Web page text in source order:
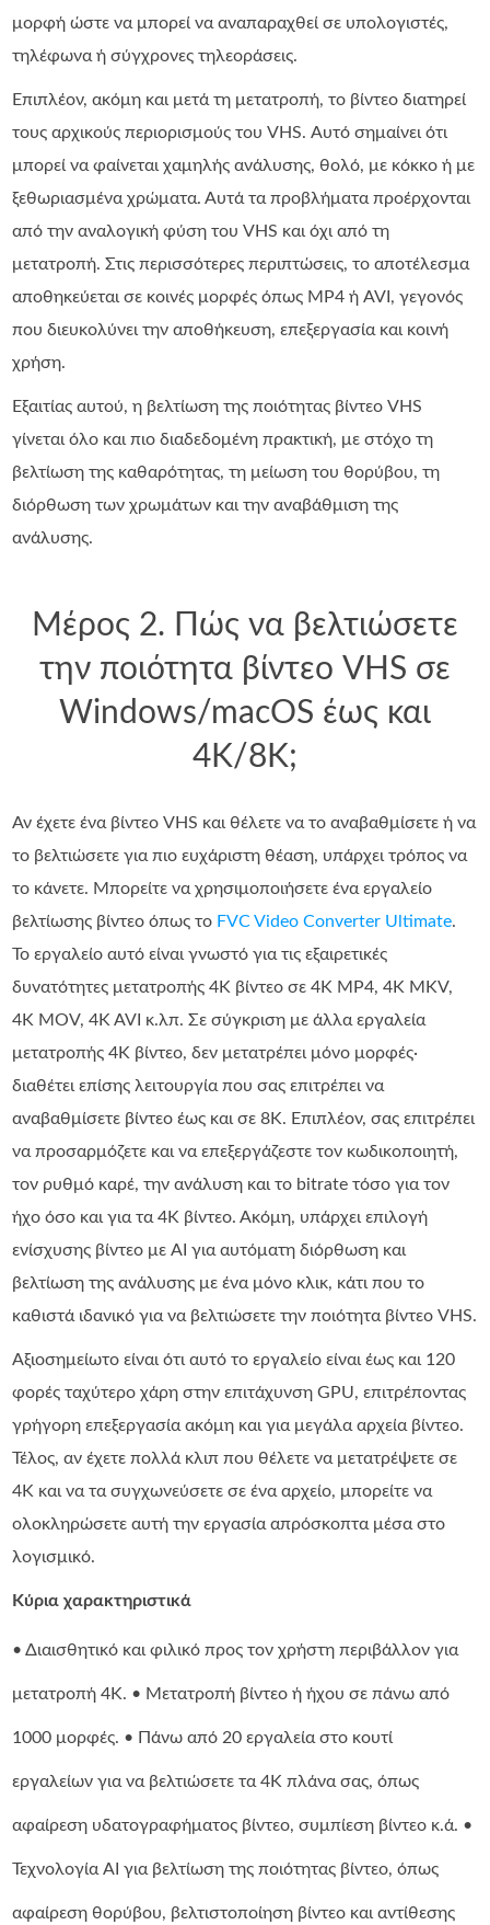
μορφή ώστε να μπορεί να αναπαραχθεί σε υπολογιστές,
τηλέφωνα ή σύγχρονες τηλεοράσεις.
Επιπλέον, ακόμη και μετά τη μετατροπή, το βίντεο διατηρεί
τους αρχικούς περιορισμούς του VHS. Αυτό σημαίνει ότι
μπορεί να φαίνεται χαμηλής ανάλυσης, θολό, με κόκκο ή με
ξεθωριασμένα χρώματα. Αυτά τα προβλήματα προέρχονται
από την αναλογική φύση του VHS και όχι από τη
μετατροπή. Στις περισσότερες περιπτώσεις, το αποτέλεσμα
αποθηκεύεται σε κοινές μορφές όπως MP4 ή AVI, γεγονός
που διευκολύνει την αποθήκευση, επεξεργασία και κοινή
χρήση.
Εξαιτίας αυτού, η βελτίωση της ποιότητας βίντεο VHS
γίνεται όλο και πιο διαδεδομένη πρακτική, με στόχο τη
βελτίωση της καθαρότητας, τη μείωση του θορύβου, τη
διόρθωση των χρωμάτων και την αναβάθμιση της
ανάλυσης.
Μέρος 2. Πώς να βελτιώσετε
την ποιότητα βίντεο VHS σε
Windows/macOS έως και
4K/8K;
Αν έχετε ένα βίντεο VHS και θέλετε να το αναβαθμίσετε ή να
το βελτιώσετε για πιο ευχάριστη θέαση, υπάρχει τρόπος να
το κάνετε. Μπορείτε να χρησιμοποιήσετε ένα εργαλείο
βελτίωσης βίντεο όπως το FVC Video Converter Ultimate.
Το εργαλείο αυτό είναι γνωστό για τις εξαιρετικές
δυνατότητες μετατροπής 4K βίντεο σε 4K MP4, 4K MKV,
4K MOV, 4K AVI κ.λπ. Σε σύγκριση με άλλα εργαλεία
μετατροπής 4K βίντεο, δεν μετατρέπει μόνο μορφές·
διαθέτει επίσης λειτουργία που σας επιτρέπει να
αναβαθμίσετε βίντεο έως και σε 8K. Επιπλέον, σας επιτρέπει
να προσαρμόζετε και να επεξεργάζεστε τον κωδικοποιητή,
τον ρυθμό καρέ, την ανάλυση και το bitrate τόσο για τον
ήχο όσο και για τα 4K βίντεο. Ακόμη, υπάρχει επιλογή
ενίσχυσης βίντεο με AI για αυτόματη διόρθωση και
βελτίωση της ανάλυσης με ένα μόνο κλικ, κάτι που το
καθιστά ιδανικό για να βελτιώσετε την ποιότητα βίντεο VHS.
Αξιοσημείωτο είναι ότι αυτό το εργαλείο είναι έως και 120
φορές ταχύτερο χάρη στην επιτάχυνση GPU, επιτρέποντας
γρήγορη επεξεργασία ακόμη και για μεγάλα αρχεία βίντεο.
Τέλος, αν έχετε πολλά κλιπ που θέλετε να μετατρέψετε σε
4K και να τα συγχωνεύσετε σε ένα αρχείο, μπορείτε να
ολοκληρώσετε αυτή την εργασία απρόσκοπτα μέσα στο
λογισμικό.
Κύρια χαρακτηριστικά
• Διαισθητικό και φιλικό προς τον χρήστη περιβάλλον για
μετατροπή 4K. • Μετατροπή βίντεο ή ήχου σε πάνω από
1000 μορφές. • Πάνω από 20 εργαλεία στο κουτί
εργαλείων για να βελτιώσετε τα 4K πλάνα σας, όπως
αφαίρεση υδατογραφήματος βίντεο, συμπίεση βίντεο κ.ά. •
Τεχνολογία AI για βελτίωση της ποιότητας βίντεο, όπως
αφαίρεση θορύβου, βελτιστοποίηση βίντεο και αντίθεσης